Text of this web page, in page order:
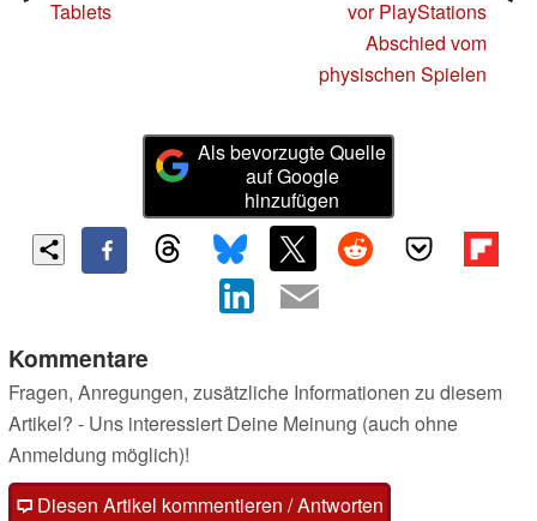
Tablets
vor PlayStations
Abschied vom
physischen Spielen
Als bevorzugte Quelle
auf Google
hinzufügen
Kommentare
Fragen, Anregungen, zusätzliche Informationen zu diesem
Artikel? - Uns interessiert Deine Meinung (auch ohne
Anmeldung möglich)!
Diesen Artikel kommentieren / Antworten